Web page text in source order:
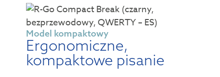
Model kompaktowy
Ergonomiczne,
kompaktowe pisanie